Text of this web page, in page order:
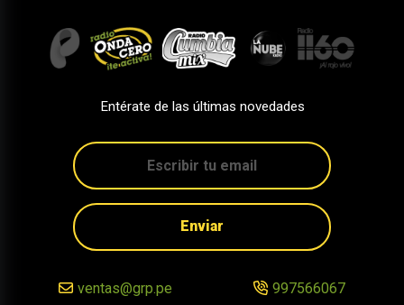
Entérate de las últimas novedades
Enviar
ventas@grp.pe 997566067